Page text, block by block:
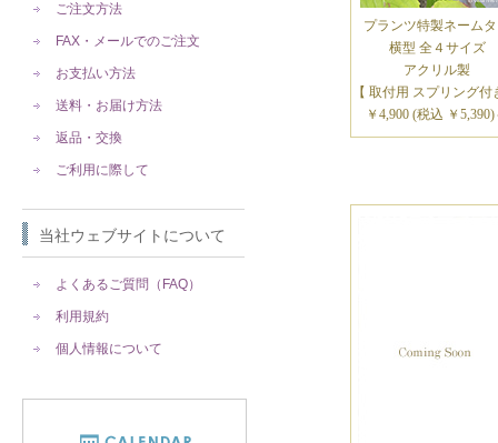
プランツ特製ネーム
横型 全４サイズ
アクリル製
【 取付用 スプリング付
￥4,900 (税込 ￥5,390)
ご注文方法
FAX・メールでのご注文
お支払い方法
送料・お届け方法
返品・交換
ご利用に際して
当社ウェブサイトについて
よくあるご質問（FAQ）
利用規約
個人情報について